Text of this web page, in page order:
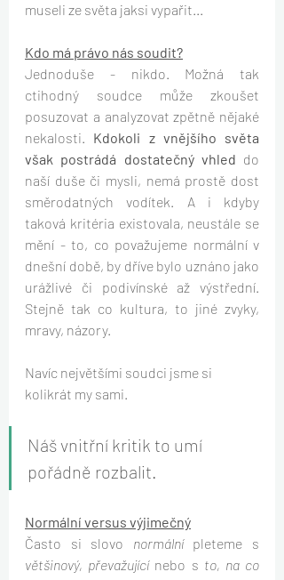
museli ze světa jaksi vypařit...
Kdo má právo nás soudit?
Jednoduše - nikdo. Možná tak
ctihodný soudce může zkoušet
posuzovat a analyzovat zpětně nějaké
nekalosti. Kdokoli z vnějšího světa
však postrádá dostatečný vhled do
naší duše či mysli, nemá prostě dost
směrodatných vodítek. A i kdyby
taková kritéria existovala, neustále se
mění - to, co považujeme normální v
dnešní době, by dříve bylo uznáno jako
urážlivé či podivínské až výstřední.
Stejně tak co kultura, to jiné zvyky,
mravy, názory.
Navíc největšími soudci jsme si
kolikrát my sami.
Náš vnitřní kritik to umí
pořádně rozbalit.
Normální versus výjimečný
Často si slovo normální
většinový, převažující nebo s to, na co